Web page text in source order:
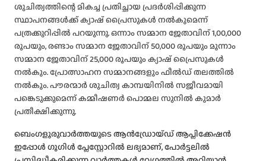
ശുചിത്വത്തിന്റെ മികച്ച പ്രതിച്ഛായ പ്രദർശിപ്പിക്കുന്ന
സ്ഥാപനങ്ങൾക്ക് ക്യാഷ് പ്രൈസുകൾ നൽകുമെന്ന്
പത്രക്കുറിപ്പിൽ പറയുന്നു. ഒന്നാം സമ്മാന ജേതാവിന് 1,00,000
രൂപയും, രണ്ടാം സമ്മാന ജേതാവിന് 50,000 രൂപയും മൂന്നാം
സമ്മാന ജേതാവിന് 25,000 രൂപയും ക്യാഷ് പ്രൈസുകൾ
നൽകും. പ്രോത്സാഹന സമ്മാനങ്ങളും ഫീൽഡ് തലത്തിൽ
നൽകും. പൗരന്മാർ ശുചിത്വ കാമ്പയിനിൽ സജീവമായി
പങ്കെടുക്കുമെന്ന് കമ്മീഷണർ പൊമ്മല സുനിൽ കുമാർ
പ്രതീക്ഷിക്കുന്നു.
ബെംഗളൂരുവാർത്തയുടെ ആൻഡ്രോയ്ഡ് ആപ്ലിക്കേഷൻ
ഇപ്പോൾ ഗൂഗിൾ പ്ലേസ്റ്റോറിൽ ലഭ്യമാണ്, പോർട്ടലിൽ